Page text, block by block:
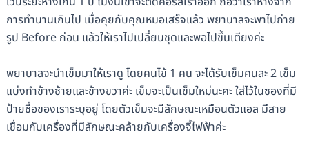
การทำนานเกินไป เมื่อคุยกับคุณหมอเสร็จแล้ว พยาบาลจะพาไปถ่าย
รูป Before ก่อน แล้วให้เราไปเปลี่ยนชุดและพอไปขึ้นเตียงค่ะ
พยาบาลจะนำเข็มมาให้เราดู โดยคนไข้ 1 คน จะได้รับเข็มคนละ 2 เข็ม
แบ่งทำข้างซ้ายและข้างขวาค่ะ เข็มจะเป็นเข็มใหม่นะคะ ใส่ไว้ในซองที่มี
ป้ายชื่อของเราระบุอยู่ โดยตัวเข็มจะมีลักษณะเหมือนตัวแอล มีสาย
เชื่อมกับเครื่องที่มีลักษณะคล้ายกับเครื่องจี้ไฟฟ้าค่ะ